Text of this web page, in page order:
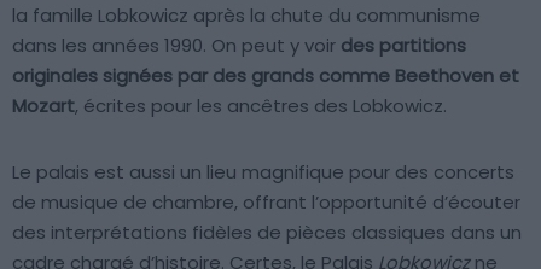
la famille Lobkowicz après la chute du communisme
dans les années 1990. On peut y voir des partitions
originales signées par des grands comme Beethoven et
Mozart, écrites pour les ancêtres des Lobkowicz.
Le palais est aussi un lieu magnifique pour des concerts
de musique de chambre, offrant l’opportunité d’écouter
des interprétations fidèles de pièces classiques dans un
cadre chargé d’histoire. Certes, le Palais Lobkowiczne